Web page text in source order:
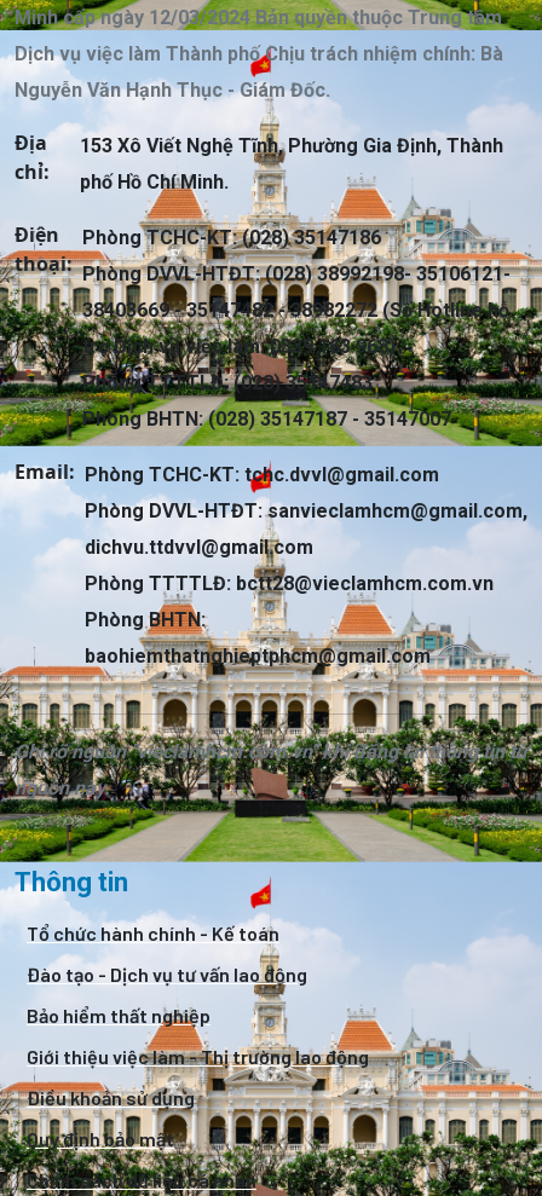
Minh cấp ngày 12/03/2024 Bản quyền thuộc Trung tâm
Dịch vụ việc làm Thành phố Chịu trách nhiệm chính: Bà
Nguyễn Văn Hạnh Thục - Giám Đốc.
Địa
chỉ:
153 Xô Viết Nghệ Tĩnh, Phường Gia Định, Thành
phố Hồ Chí Minh.
Điện
thoại:
Phòng TCHC-KT: (028) 35147186
Phòng DVVL-HTĐT: (028) 38992198- 35106121-
38403669 - 35147482 - 38982272 (Số Hotline hỗ
trợ Dịch vụ việc làm: 0339 163 968)
Phòng TTTTLĐ: (028) 35147483
Phòng BHTN: (028) 35147187 - 35147007
Email: Phòng TCHC-KT: tchc.dvvl@gmail.com
Phòng DVVL-HTĐT:sanvieclamhcm@gmail.com,
dichvu.ttdvvl@gmail.com
Phòng TTTTLĐ: bctt28@vieclamhcm.com.vn
Phòng BHTN:
baohiemthatnghieptphcm@gmail.com
Ghi rõ nguồn "vieclamhcm.com.vn" khi đăng lại thông tin từ
nguồn này.
Thông tin
Tổ chức hành chính - Kế toán
Đào tạo - Dịch vụ tư vấn lao động
Bảo hiểm thất nghiệp
Giới thiệu việc làm - Thị trường lao động
Điều khoản sử dụng
Quy định bảo mật
Chính sách dữ liệu cá nhân